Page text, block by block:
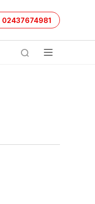
02437674981